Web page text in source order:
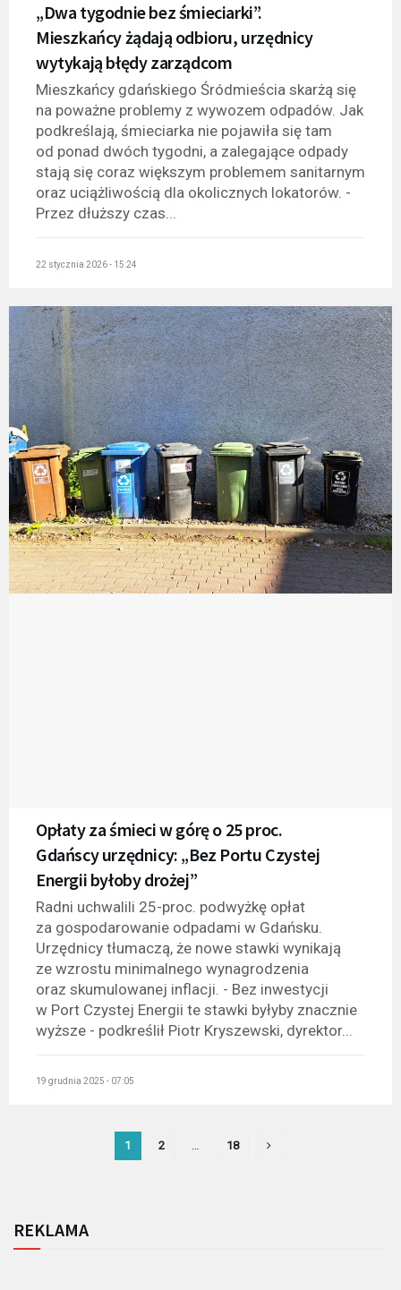
„Dwa tygodnie bez śmieciarki”.
Mieszkańcy żądają odbioru, urzędnicy
wytykają błędy zarządcom
Mieszkańcy gdańskiego Śródmieścia skarżą się
na poważne problemy z wywozem odpadów. Jak
podkreślają, śmieciarka nie pojawiła się tam
od ponad dwóch tygodni, a zalegające odpady
stają się coraz większym problemem sanitarnym
oraz uciążliwością dla okolicznych lokatorów. -
Przez dłuższy czas...
22 stycznia 2026 - 15:24
Opłaty za śmieci w górę o 25 proc.
Gdańscy urzędnicy: „Bez Portu Czystej
Energii byłoby drożej”
Radni uchwalili 25-proc. podwyżkę opłat
za gospodarowanie odpadami w Gdańsku.
Urzędnicy tłumaczą, że nowe stawki wynikają
ze wzrostu minimalnego wynagrodzenia
oraz skumulowanej inflacji. - Bez inwestycji
w Port Czystej Energii te stawki byłyby znacznie
wyższe - podkreślił Piotr Kryszewski, dyrektor...
19 grudnia 2025 - 07:05
1 2 … 18
REKLAMA